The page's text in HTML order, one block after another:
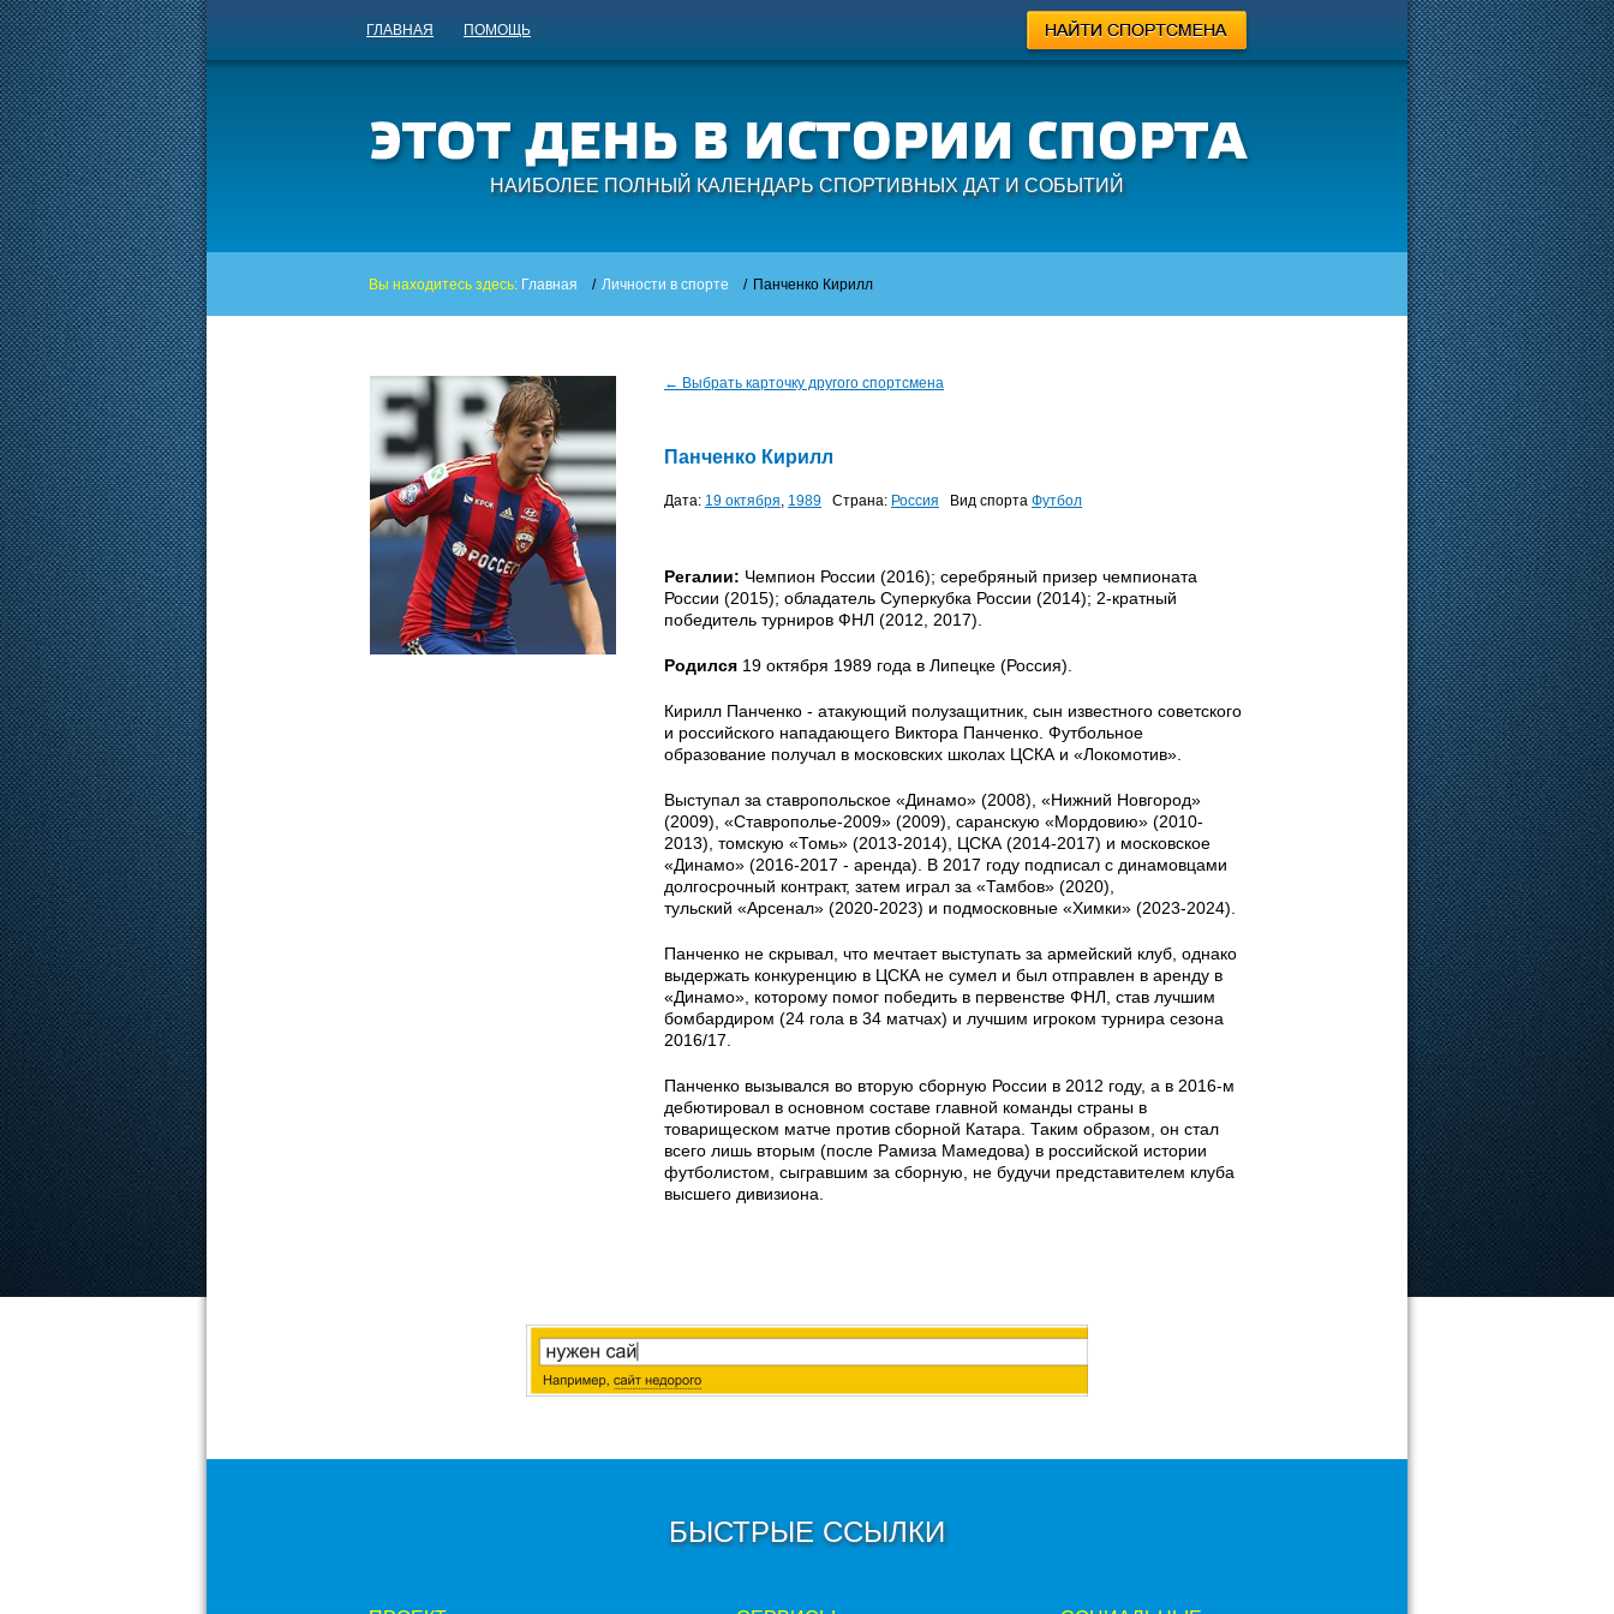
ГЛАВНАЯ ПОМОЩЬ
НАИБОЛЕЕ ПОЛНЫЙ КАЛЕНДАРЬ СПОРТИВНЫХ ДАТ И СОБЫТИЙ
Вы находитесь здесь: Главная / Личности в спорте / Панченко Кирилл
← Выбрать карточку другого спортсмена
Панченко Кирилл
Дата: 19 октября, 1989 Страна: Россия Вид спорта Футбол
Регалии: Чемпион России (2016); серебряный призер чемпионата
России (2015); обладатель Суперкубка России (2014); 2-кратный
победитель турниров ФНЛ (2012, 2017).
Родился 19 октября 1989 года в Липецке (Россия).
Кирилл Панченко - атакующий полузащитник, сын известного советского
и российского нападающего Виктора Панченко. Футбольное
образование получал в московских школах ЦСКА и «Локомотив».
Выступал за ставропольское «Динамо» (2008), «Нижний Новгород»
(2009), «Ставрополье-2009» (2009), саранскую «Мордовию» (2010-
2013), томскую «Томь» (2013-2014), ЦСКА (2014-2017) и московское
«Динамо» (2016-2017 - аренда). В 2017 году подписал с динамовцами
долгосрочный контракт, затем играл за «Тамбов» (2020),
тульский «Арсенал» (2020-2023) и подмосковные «Химки» (2023-2024).
Панченко не скрывал, что мечтает выступать за армейский клуб, однако
выдержать конкуренцию в ЦСКА не сумел и был отправлен в аренду в
«Динамо», которому помог победить в первенстве ФНЛ, став лучшим
бомбардиром (24 гола в 34 матчах) и лучшим игроком турнира сезона
2016/17.
Панченко вызывался во вторую сборную России в 2012 году, а в 2016-м
дебютировал в основном составе главной команды страны в
товарищеском матче против сборной Катара. Таким образом, он стал
всего лишь вторым (после Рамиза Мамедова) в российской истории
футболистом, сыгравшим за сборную, не будучи представителем клуба
высшего дивизиона.
БЫСТРЫЕ ССЫЛКИ